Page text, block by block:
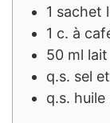
1 sachet
1 c. à
50 ml lait
q.s. sel
q.s. huile